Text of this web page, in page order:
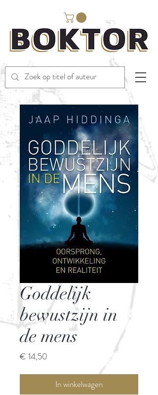
Goddelijk
bewustzijn in
de mens
€ 14,50
In winkelwagen